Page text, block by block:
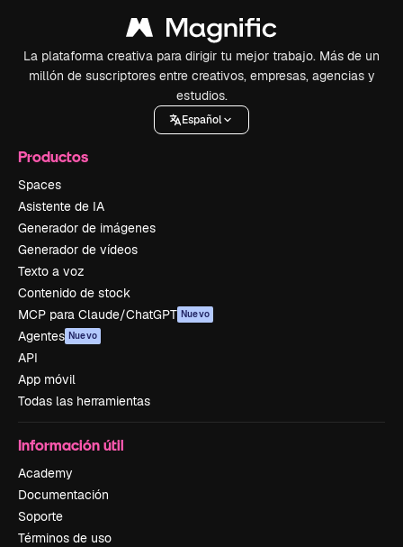
La plataforma creativa para dirigir tu mejor trabajo. Más de un
millón de suscriptores entre creativos, empresas, agencias y
estudios.
Español
Productos
Spaces
Asistente de IA
Generador de imágenes
Generador de vídeos
Texto a voz
Contenido de stock
MCP para Claude/ChatGPT Nuevo
Agentes Nuevo
API
App móvil
Todas las herramientas
Información útil
Academy
Documentación
Soporte
Términos de uso